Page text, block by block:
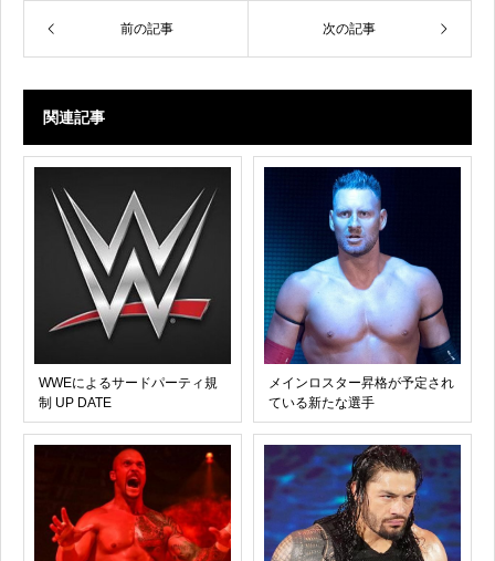
前の記事 次の記事
関連記事
WWEによるサードパーティ規
制 UP DATE
メインロスター昇格が予定され
ている新たな選手